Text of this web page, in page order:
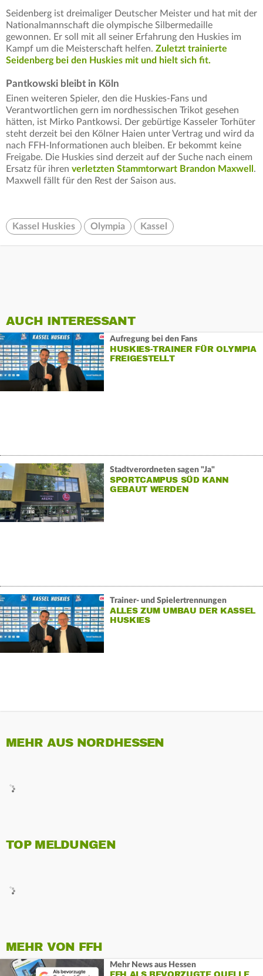
Seidenberg ist dreimaliger Deutscher Meister und hat mit der
Nationalmannschaft die olympische Silbermedaille
gewonnen. Er soll mit all seiner Erfahrung den Huskies im
Kampf um die Meisterschaft helfen. Zuletzt trainierte
Seidenberg bei den Huskies mit und hielt sich fit.
Pantkowski bleibt in Köln
Einen weiteren Spieler, den die Huskies-Fans und
Verantwortlichen gern im nordhessischen Trikot gesehen
hätten, ist Mirko Pantkowsi. Der gebürtige Kasseler Torhüter
steht derzeit bei den Kölner Haien unter Vertrag und wird da
nach FFH-Informationen auch bleiben. Er bekommt keine
Freigabe. Die Huskies sind derzeit auf der Suche nach einem
Ersatz für ihren verletzten Stammtorwart Brandon Maxwell .
Maxwell fällt für den Rest der Saison aus.
Kassel Huskies Olympia Kassel
AUCH INTERESSANT
Aufregung bei den Fans
HUSKIES-TRAINER FÜR OLYMPIA
FREIGESTELLT
Stadtverordneten sagen "Ja"
SPORTCAMPUS SÜD KANN
GEBAUT WERDEN
Trainer- und Spielertrennungen
ALLES ZUM UMBAU DER KASSEL
HUSKIES
MEHR AUS NORDHESSEN
TOP MELDUNGEN
MEHR VON FFH
Mehr News aus Hessen